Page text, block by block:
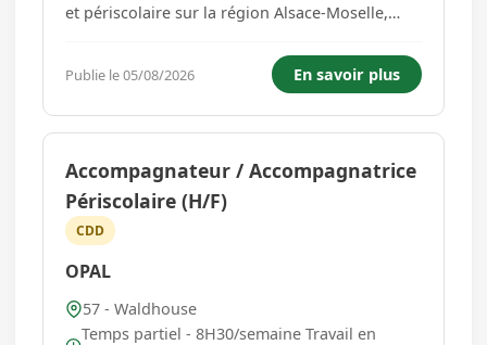
et périscolaire sur la région Alsace-Moselle,
périscolaire (H/F) pour sa structure de
WALDHOUSE (Moselle). Missions : - Accueillir et
accompagner les enfants dans leu...
Publie le 05/08/2026 En savoir plus
Accompagnateur / Accompagnatrice
Périscolaire (H/F)
CDD
OPAL
57 - Waldhouse
Temps partiel - 8H30/semaine Travail en